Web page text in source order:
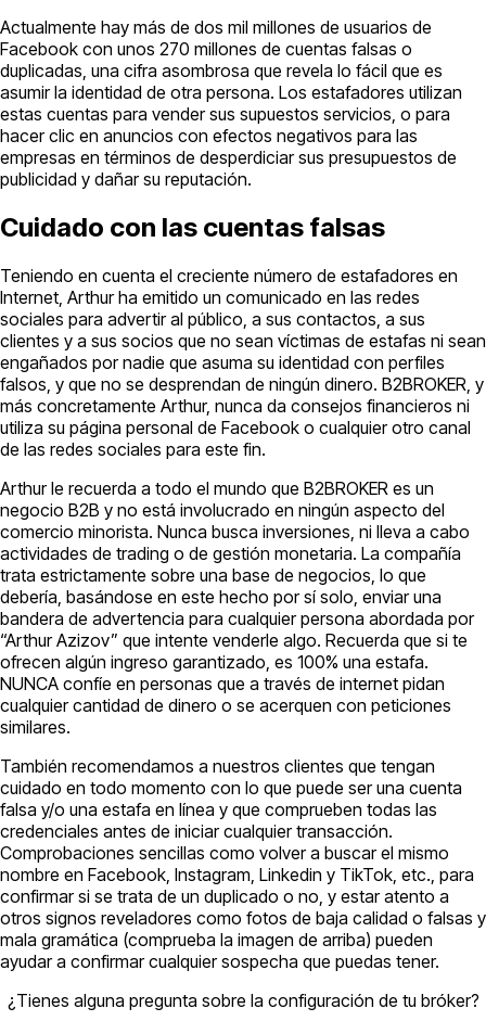
Actualmente hay más de dos mil millones de usuarios de
Facebook con unos 270 millones de cuentas falsas o
duplicadas, una cifra asombrosa que revela lo fácil que es
asumir la identidad de otra persona. Los estafadores utilizan
estas cuentas para vender sus supuestos servicios, o para
hacer clic en anuncios con efectos negativos para las
empresas en términos de desperdiciar sus presupuestos de
publicidad y dañar su reputación.
Cuidado con las cuentas falsas
Teniendo en cuenta el creciente número de estafadores en
Internet, Arthur ha emitido un comunicado en las redes
sociales para advertir al público, a sus contactos, a sus
clientes y a sus socios que no sean víctimas de estafas ni sean
engañados por nadie que asuma su identidad con perfiles
falsos, y que no se desprendan de ningún dinero. B2BROKER, y
más concretamente Arthur, nunca da consejos financieros ni
utiliza su página personal de Facebook o cualquier otro canal
de las redes sociales para este fin.
Arthur le recuerda a todo el mundo que B2BROKER es un
negocio B2B y no está involucrado en ningún aspecto del
comercio minorista. Nunca busca inversiones, ni lleva a cabo
actividades de trading o de gestión monetaria. La compañía
trata estrictamente sobre una base de negocios, lo que
debería, basándose en este hecho por sí solo, enviar una
bandera de advertencia para cualquier persona abordada por
“Arthur Azizov” que intente venderle algo. Recuerda que si te
ofrecen algún ingreso garantizado, es 100% una estafa.
NUNCA confíe en personas que a través de internet pidan
cualquier cantidad de dinero o se acerquen con peticiones
similares.
También recomendamos a nuestros clientes que tengan
cuidado en todo momento con lo que puede ser una cuenta
falsa y/o una estafa en línea y que comprueben todas las
credenciales antes de iniciar cualquier transacción.
Comprobaciones sencillas como volver a buscar el mismo
nombre en Facebook, Instagram, Linkedin y TikTok, etc., para
confirmar si se trata de un duplicado o no, y estar atento a
otros signos reveladores como fotos de baja calidad o falsas y
mala gramática (comprueba la imagen de arriba) pueden
ayudar a confirmar cualquier sospecha que puedas tener.
¿Tienes alguna pregunta sobre la configuración de tu bróker?